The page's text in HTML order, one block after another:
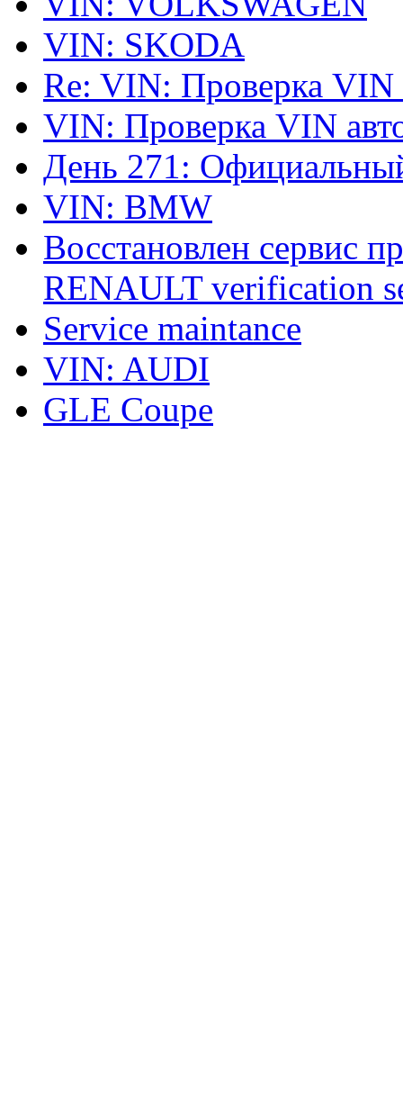
VIN: SKODA
Re: VIN: Проверка VIN
VIN: Проверка VIN
День 271:
VIN: BMW
Восстановлен сервис
RENAULT verification
Service maintance
VIN: AUDI
GLE Coupe